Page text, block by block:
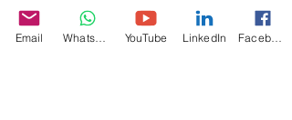
Email YouTube LinkedIn